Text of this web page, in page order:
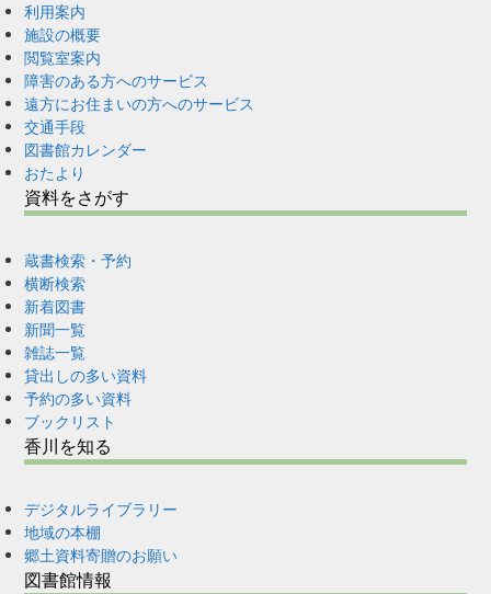
利用案内
施設の概要
閲覧室案内
障害のある方へのサービス
遠方にお住まいの方へのサービス
交通手段
図書館カレンダー
おたより
資料をさがす
蔵書検索・予約
横断検索
新着図書
新聞一覧
雑誌一覧
貸出しの多い資料
予約の多い資料
ブックリスト
香川を知る
デジタルライブラリー
地域の本棚
郷土資料寄贈のお願い
図書館情報